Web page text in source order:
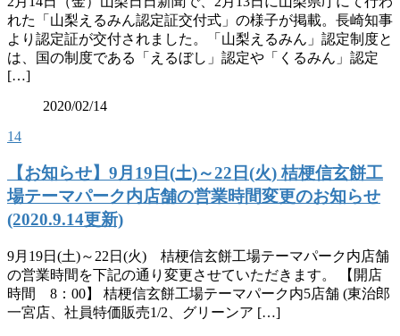
れた「山梨えるみん認定証交付式」の様子が掲載。長崎知事
より認定証が交付されました。「山梨えるみん」認定制度と
は、国の制度である「えるぼし」認定や「くるみん」認定
[…]
2020/02/14
14
【お知らせ】9月19日(土)～22日(火) 桔梗信玄餅工
場テーマパーク内店舗の営業時間変更のお知らせ
(2020.9.14更新)
9月19日(土)～22日(火) 桔梗信玄餅工場テーマパーク内店舗
の営業時間を下記の通り変更させていただきます。 【開店
時間 8：00】 桔梗信玄餅工場テーマパーク内5店舗 (東治郎
一宮店、社員特価販売1/2、グリーンア […]